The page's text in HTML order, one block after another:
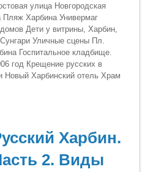
улица Новгородская
Пляж Харбина Универмаг
Дети у витрины, Харбин,
Уличные сцены Пл.
Госпитальное кладбище.
год Крещение русских в
Новый Харбинский отель Храм
Харбин.
2. Виды